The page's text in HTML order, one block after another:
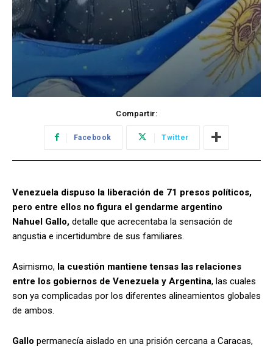
Compartir:
Facebook Twitter
Venezuela dispuso la liberación de 71 presos políticos,
pero entre ellos no figura el gendarme argentino
Nahuel Gallo, detalle que acrecentaba la sensación de
angustia e incertidumbre de sus familiares.
Asimismo, la cuestión mantiene tensas las relaciones
entre los gobiernos de Venezuela y Argentina, las cuales
son ya complicadas por los diferentes alineamientos globales
de ambos.
Gallo permanecía aislado en una prisión cercana a Caracas,